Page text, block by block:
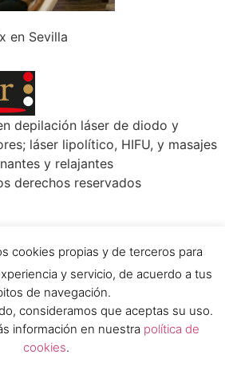
en Sevilla
depilación láser de diodo y
láser lipolítico, HIFU, y masajes
y relajantes
derechos reservados
cookies propias y de terceros para
y servicio, de acuerdo a tus
de navegación.
consideramos que aceptas su uso.
información en nuestra política de
cookies.